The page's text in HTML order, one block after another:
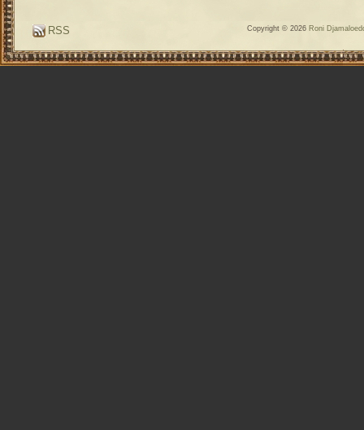
Copyright © 2026 Roni
RSS